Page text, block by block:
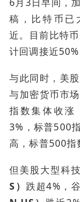
稿，比特币已
近。目前比特
计回调接近
与此同时，美
与加密货币市
指数集体收涨
3%，标普500
高，标普500指
但美股大型科
S） 跌超4%，